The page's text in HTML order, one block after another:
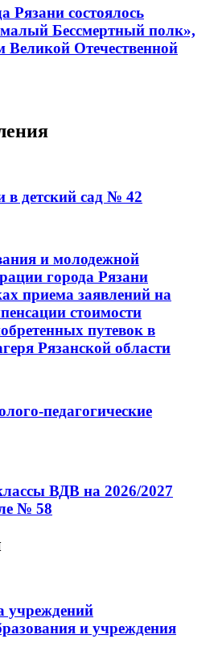
Рязани состоялось
Бессмертный полк»,
Великой Отечественной
в детский сад № 42
и молодежной
города Рязани
приема заявлений на
стоимости
путевок в
Рязанской области
педагогические
ВДВ на 2026/2027
№ 58
учреждений
и учреждения